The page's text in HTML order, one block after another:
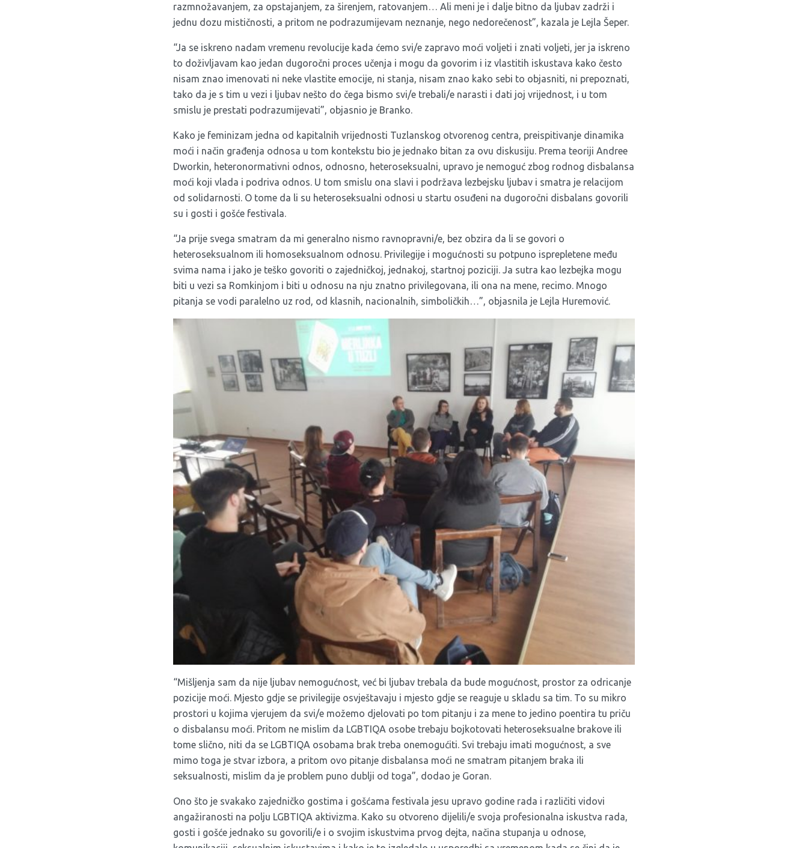
razmnožavanjem, za opstajanjem, za širenjem, ratovanjem… Ali meni je i dalje bitno da ljubav zadrži i
jednu dozu mističnosti, a pritom ne podrazumijevam neznanje, nego nedorečenost”, kazala je Lejla Šeper.
“Ja se iskreno nadam vremenu revolucije kada ćemo svi/e zapravo moći voljeti i znati voljeti, jer ja iskreno
to doživljavam kao jedan dugoročni proces učenja i mogu da govorim i iz vlastitih iskustava kako često
nisam znao imenovati ni neke vlastite emocije, ni stanja, nisam znao kako sebi to objasniti, ni prepoznati,
tako da je s tim u vezi i ljubav nešto do čega bismo svi/e trebali/e narasti i dati joj vrijednost, i u tom
smislu je prestati podrazumijevati”, objasnio je Branko.
Kako je feminizam jedna od kapitalnih vrijednosti Tuzlanskog otvorenog centra, preispitivanje dinamika
moći i način građenja odnosa u tom kontekstu bio je jednako bitan za ovu diskusiju. Prema teoriji Andree
Dworkin, heteronormativni odnos, odnosno, heteroseksualni, upravo je nemoguć zbog rodnog disbalansa
moći koji vlada i podriva odnos. U tom smislu ona slavi i podržava lezbejsku ljubav i smatra je relacijom
od solidarnosti. O tome da li su heteroseksualni odnosi u startu osuđeni na dugoročni disbalans govorili
su i gosti i gošće festivala.
“Ja prije svega smatram da mi generalno nismo ravnopravni/e, bez obzira da li se govori o
heteroseksualnom ili homoseksualnom odnosu. Privilegije i mogućnosti su potpuno isprepletene među
svima nama i jako je teško govoriti o zajedničkoj, jednakoj, startnoj poziciji. Ja sutra kao lezbejka mogu
biti u vezi sa Romkinjom i biti u odnosu na nju znatno privilegovana, ili ona na mene, recimo. Mnogo
pitanja se vodi paralelno uz rod, od klasnih, nacionalnih, simboličkih…”, objasnila je Lejla Huremović.
“Mišljenja sam da nije ljubav nemogućnost, već bi ljubav trebala da bude mogućnost, prostor za odricanje
pozicije moći. Mjesto gdje se privilegije osvještavaju i mjesto gdje se reaguje u skladu sa tim. To su mikro
prostori u kojima vjerujem da svi/e možemo djelovati po tom pitanju i za mene to jedino poentira tu priču
o disbalansu moći. Pritom ne mislim da LGBTIQA osobe trebaju bojkotovati heteroseksualne brakove ili
tome slično, niti da se LGBTIQA osobama brak treba onemogućiti. Svi trebaju imati mogućnost, a sve
mimo toga je stvar izbora, a pritom ovo pitanje disbalansa moći ne smatram pitanjem braka ili
seksualnosti, mislim da je problem puno dublji od toga”, dodao je Goran.
Ono što je svakako zajedničko gostima i gošćama festivala jesu upravo godine rada i različiti vidovi
angažiranosti na polju LGBTIQA aktivizma. Kako su otvoreno dijelili/e svoja profesionalna iskustva rada,
gosti i gošće jednako su govorili/e i o svojim iskustvima prvog dejta, načina stupanja u odnose,